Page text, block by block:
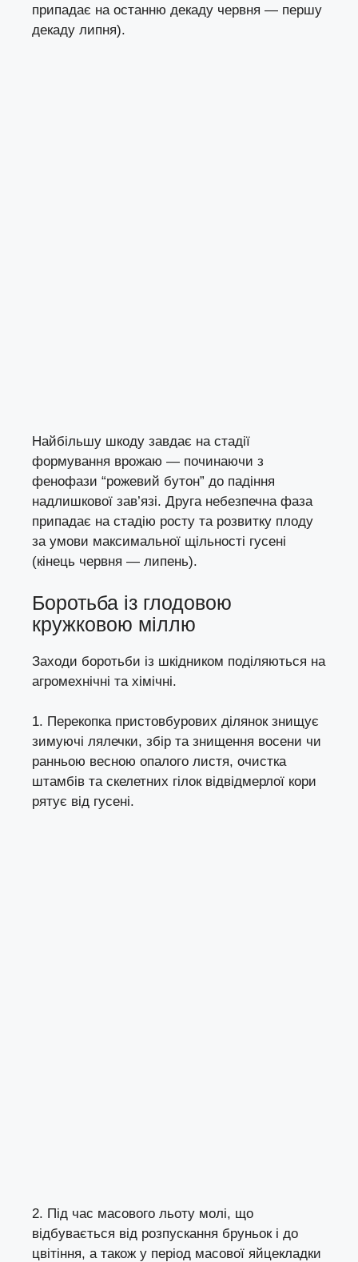
припадає на останню декаду червня — першу
декаду липня).
Найбільшу шкоду завдає на стадії
формування врожаю — починаючи з
фенофази “рожевий бутон” до падіння
надлишкової зав’язі. Друга небезпечна фаза
припадає на стадію росту та розвитку плоду
за умови максимальної щільності гусені
(кінець червня — липень).
Боротьба із глодовою
кружковою міллю
Заходи боротьби із шкідником поділяються на
агромехнічні та хімічні.
1. Перекопка пристовбурових ділянок знищує
зимуючі лялечки, збір та знищення восени чи
ранньою весною опалого листя, очистка
штамбів та скелетних гілок відвідмерлої кори
рятує від гусені.
2. Під час масового льоту молі, що
відбувається від розпускання бруньок і до
цвітіння, а також у період масової яйцекладки